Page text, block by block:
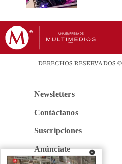
DERECHOS RESERVADOS
Newsletters
Contáctanos
Suscripciones
Anúnciate